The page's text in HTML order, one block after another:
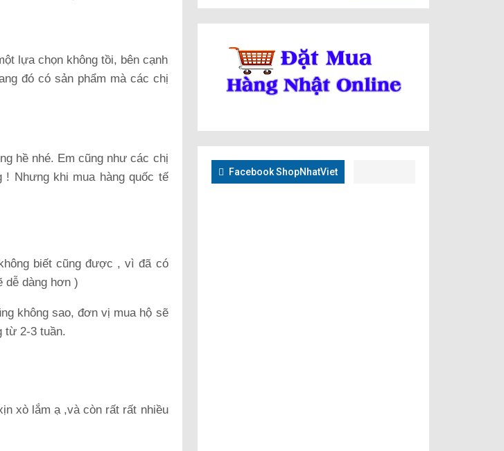
lựa chọn không tồi, bên cạnh
đó có sản phẩm mà các chị
hề nhé. Em cũng như các chị
! Nhưng khi mua hàng quốc tế
biết cũng được , vì đã có
dễ dàng hơn )
không sao, đơn vị mua hộ sẽ
từ 2-3 tuần.
xò lắm ạ ,và còn rất rất nhiều
Facebook ShopNhatViet